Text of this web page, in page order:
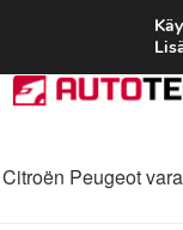
Siirry
navigointiin
Siirry
sisältöön
Citroën Peugeot